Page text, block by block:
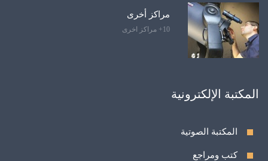
مراكز أخرى
10+ مراكز اخرى
المكتبة الإلكترونية
المكتبة الصوتية
كتب ومراجع